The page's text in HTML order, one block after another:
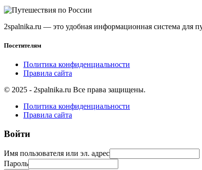
2spalnika.ru — это удобная информационная система для
Посетителям
Политика конфиденциальности
Правила сайта
© 2025 - 2spalnika.ru Все права защищены.
Политика конфиденциальности
Правила сайта
Войти
Имя пользователя или эл. адрес
Пароль